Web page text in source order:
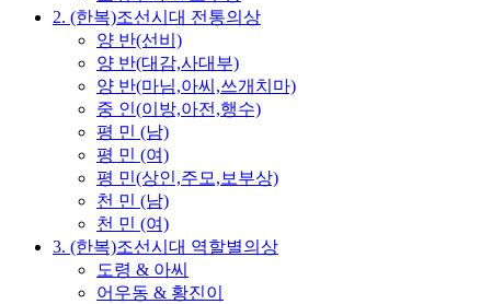
2. (한복)조선시대 전통의상
양 반(선비)
양 반(대감,사대부)
양 반(마님,아씨,쓰개치마)
중 인(이방,아전,행수)
평 민 (남)
평 민 (여)
평 민(상인,주모,보부상)
천 민 (남)
천 민 (여)
3. (한복)조선시대 역할별의상
도령 & 아씨
어우동 & 황진이